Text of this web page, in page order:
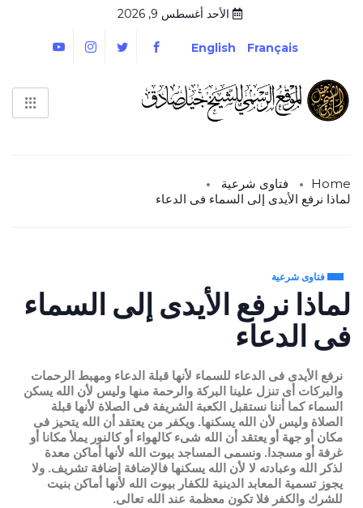
الأحد أغسطس 9, 2026
Français
English
Home
فتاوى شرعية
لماذا نرفع الأيدى إلى السماء فى الدعاء
فتاوى شرعية
لماذا نرفع الأيدى إلى السماء
فى الدعاء
نرفع الأيدى فى الدعاء للسماء لأنها قبلة الدعاء ومهبط الرحمات
والبركات أى تنزل علينا البركة والرحمة منها وليس لأن الله يسكن
السماء كما أننا نستقبل الكعبة الشريفة فى الصلاة لأنها قبلة
الصلاة وليس لأن الله يسكنها. ويكفر من يعتقد أن الله يتحيز فى
مكان أو جهة أو يعتقد أن الله شىء كالهواء أو كالنور يملأ مكانا أو
غرفة أو مسجدا. ونسمى المساجد بيوت الله لأنها أماكن معدة
لذكر الله وعبادته لا لأن الله يسكنها فالإضافة إضافة تشريف. ولا
يجوز تسمية المعابد الدينية للكفار بيوت الله لأنها أماكن بنيت
للشرك والكفر فلا تكون معظمة عند الله تعالى.